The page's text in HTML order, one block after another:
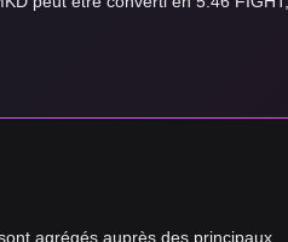
agrégés auprès des principaux